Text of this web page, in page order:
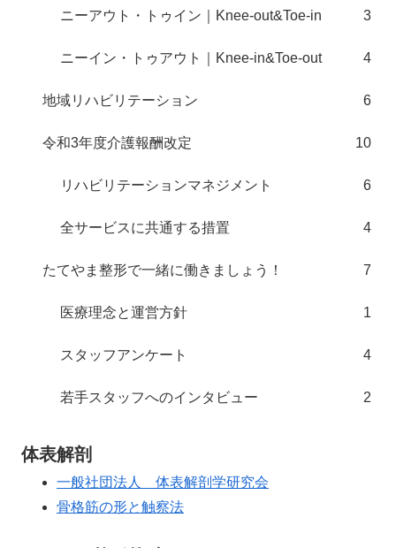
ニーアウト・トゥイン｜Knee-out&Toe-in 3
ニーイン・トゥアウト｜Knee-in&Toe-out 4
地域リハビリテーション 6
令和3年度介護報酬改定 10
リハビリテーションマネジメント 6
全サービスに共通する措置 4
たてやま整形で一緒に働きましょう！ 7
医療理念と運営方針 1
スタッフアンケート 4
若手スタッフへのインタビュー 2
体表解剖
一般社団法人 体表解剖学研究会
骨格筋の形と触察法